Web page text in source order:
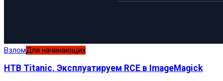
ВзломДля начинающих
HTB Titanic. Эксплуатируем RCE в ImageMagick